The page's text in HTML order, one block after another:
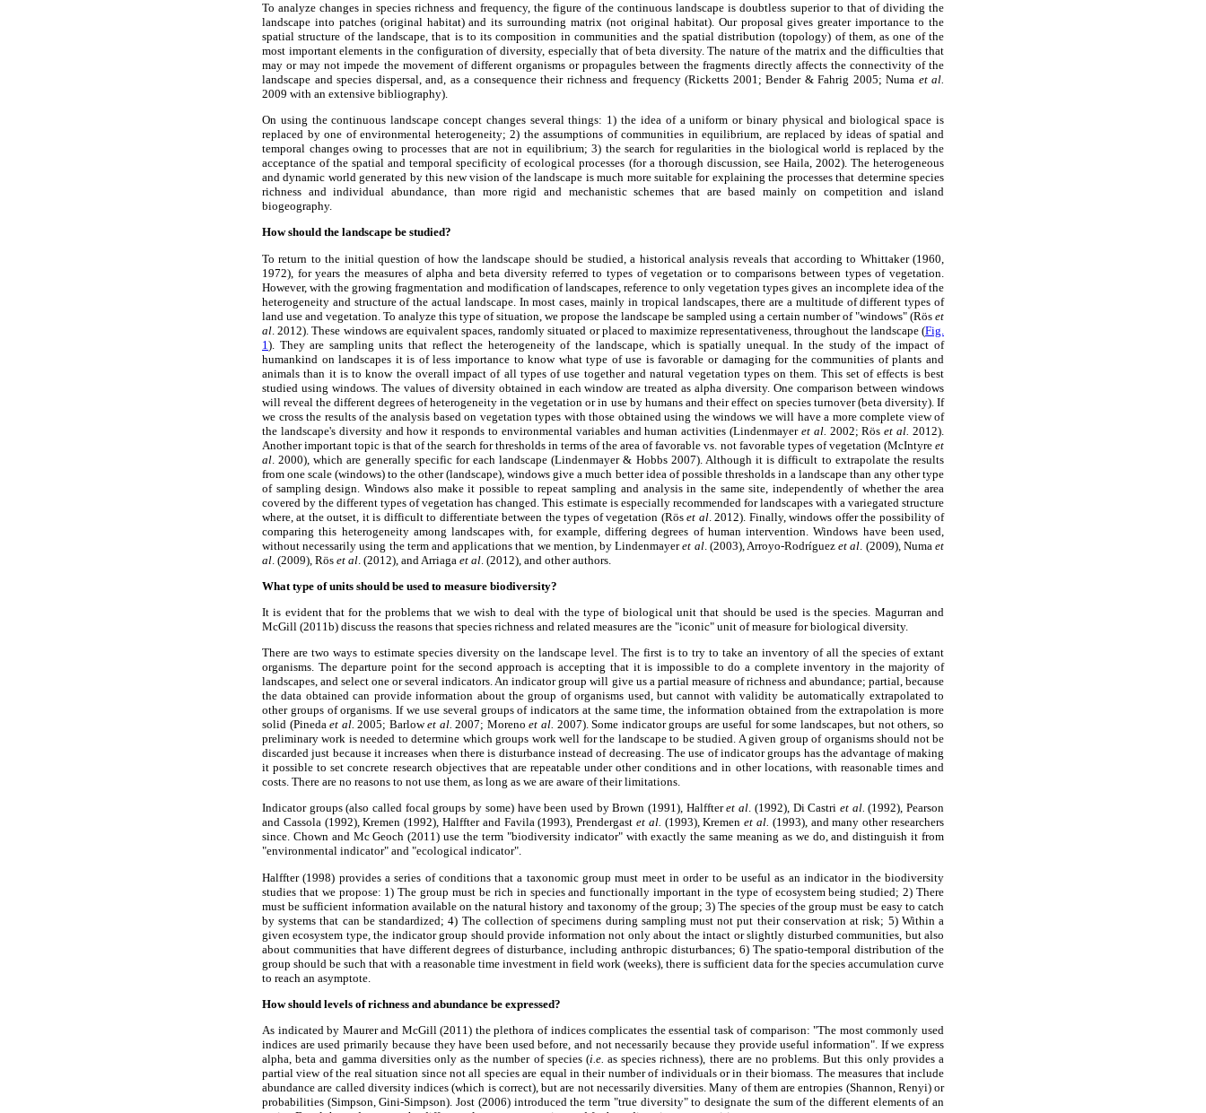
To analyze changes in species richness and frequency, the figure of the continuous landscape is doubtless superior to that of dividing the
landscape into patches (original habitat) and its surrounding matrix (not original habitat). Our proposal gives greater importance to the
spatial structure of the landscape, that is to its composition in communities and the spatial distribution (topology) of them, as one of the
most important elements in the configuration of diversity, especially that of beta diversity. The nature of the matrix and the difficulties that
may or may not impede the movement of different organisms or propagules between the fragments directly affects the connectivity of the
landscape and species dispersal, and, as a consequence their richness and frequency (Ricketts 2001; Bender & Fahrig 2005; Numa et al.
2009 with an extensive bibliography).
On using the continuous landscape concept changes several things: 1) the idea of a uniform or binary physical and biological space is
replaced by one of environmental heterogeneity; 2) the assumptions of communities in equilibrium, are replaced by ideas of spatial and
temporal changes owing to processes that are not in equilibrium; 3) the search for regularities in the biological world is replaced by the
acceptance of the spatial and temporal specificity of ecological processes (for a thorough discussion, see Haila, 2002). The heterogeneous
and dynamic world generated by this new vision of the landscape is much more suitable for explaining the processes that determine species
richness and individual abundance, than more rigid and mechanistic schemes that are based mainly on competition and island
biogeography.
How should the landscape be studied?
To return to the initial question of how the landscape should be studied, a historical analysis reveals that according to Whittaker (1960,
1972), for years the measures of alpha and beta diversity referred to types of vegetation or to comparisons between types of vegetation.
However, with the growing fragmentation and modification of landscapes, reference to only vegetation types gives an incomplete idea of the
heterogeneity and structure of the actual landscape. In most cases, mainly in tropical landscapes, there are a multitude of different types of
land use and vegetation. To analyze this type of situation, we propose the landscape be sampled using a certain number of "windows" (Rös et
al . 2012). These windows are equivalent spaces, randomly situated or placed to maximize representativeness, throughout the landscape (Fig.
1 ). They are sampling units that reflect the heterogeneity of the landscape, which is spatially unequal. In the study of the impact of
humankind on landscapes it is of less importance to know what type of use is favorable or damaging for the communities of plants and
animals than it is to know the overall impact of all types of use together and natural vegetation types on them. This set of effects is best
studied using windows. The values of diversity obtained in each window are treated as alpha diversity. One comparison between windows
will reveal the different degrees of heterogeneity in the vegetation or in use by humans and their effect on species turnover (beta diversity). If
we cross the results of the analysis based on vegetation types with those obtained using the windows we will have a more complete view of
the landscape's diversity and how it responds to environmental variables and human activities (Lindenmayer et al. 2002; Röset al. 2012).
Another important topic is that of the search for thresholds in terms of the area of favorable vs. not favorable types of vegetation (McIntyre et
al . 2000), which are generally specific for each landscape (Lindenmayer & Hobbs 2007). Although it is difficult to extrapolate the results
from one scale (windows) to the other (landscape), windows give a much better idea of possible thresholds in a landscape than any other type
of sampling design. Windows also make it possible to repeat sampling and analysis in the same site, independently of whether the area
covered by the different types of vegetation has changed. This estimate is especially recommended for landscapes with a variegated structure
where, at the outset, it is difficult to differentiate between the types of vegetation (Röset al. 2012). Finally, windows offer the possibility of
comparing this heterogeneity among landscapes with, for example, differing degrees of human intervention. Windows have been used,
without necessarily using the term and applications that we mention, by Lindenmayeret al. (2003), Arroyo-Rodríguezet al . (2009), Numaet
al . (2009), Rös et al . (2012), and Arriaga et al . (2012), and other authors.
What type of units should be used to measure biodiversity?
It is evident that for the problems that we wish to deal with the type of biological unit that should be used is the species. Magurran and
McGill (2011b) discuss the reasons that species richness and related measures are the "iconic" unit of measure for biological diversity.
There are two ways to estimate species diversity on the landscape level. The first is to try to take an inventory of all the species of extant
organisms. The departure point for the second approach is accepting that it is impossible to do a complete inventory in the majority of
landscapes, and select one or several indicators. An indicator group will give us a partial measure of richness and abundance; partial, because
the data obtained can provide information about the group of organisms used, but cannot with validity be automatically extrapolated to
other groups of organisms. If we use several groups of indicators at the same time, the information obtained from the extrapolation is more
solid (Pinedaet al. 2005; Barlowet al. 2007; Morenoet al. 2007). Some indicator groups are useful for some landscapes, but not others, so
preliminary work is needed to determine which groups work well for the landscape to be studied. A given group of organisms should not be
discarded just because it increases when there is disturbance instead of decreasing. The use of indicator groups has the advantage of making
it possible to set concrete research objectives that are repeatable under other conditions and in other locations, with reasonable times and
costs. There are no reasons to not use them, as long as we are aware of their limitations.
Indicator groups (also called focal groups by some) have been used by Brown (1991), Halffteret al. (1992), Di Castri et al. (1992), Pearson
and Cassola (1992), Kremen (1992), Halffter and Favila (1993), Prendergast et al. (1993), Kremenet al. (1993), and many other researchers
since. Chown and Mc Geoch (2011) use the term "biodiversity indicator" with exactly the same meaning as we do, and distinguish it from
"environmental indicator" and "ecological indicator".
Halffter (1998) provides a series of conditions that a taxonomic group must meet in order to be useful as an indicator in the biodiversity
studies that we propose: 1) The group must be rich in species and functionally important in the type of ecosystem being studied; 2) There
must be sufficient information available on the natural history and taxonomy of the group; 3) The species of the group must be easy to catch
by systems that can be standardized; 4) The collection of specimens during sampling must not put their conservation at risk; 5) Within a
given ecosystem type, the indicator group should provide information not only about the intact or slightly disturbed communities, but also
about communities that have different degrees of disturbance, including anthropic disturbances; 6) The spatio-temporal distribution of the
group should be such that with a reasonable time investment in field work (weeks), there is sufficient data for the species accumulation curve
to reach an asymptote.
How should levels of richness and abundance be expressed?
As indicated by Maurer and McGill (2011) the plethora of indices complicates the essential task of comparison: "The most commonly used
indices are used primarily because they have been used before, and not necessarily because they provide useful information". If we express
alpha, beta and gamma diversities only as the number of species (i.e. as species richness), there are no problems. But this only provides a
partial view of the real situation since not all species are equal in their number of individuals or in their biomass. The measures that include
abundance are called diversity indices (which is correct), but are not necessarily diversities. Many of them are entropies (Shannon, Renyi) or
probabilities (Simpson, Gini-Simpson). Jost (2006) introduced the term "true diversity" to designate the sum of the different elements of an